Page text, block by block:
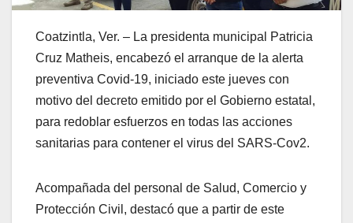
Coatzintla, Ver. – La presidenta municipal Patricia
Cruz Matheis, encabezó el arranque de la alerta
preventiva Covid-19, iniciado este jueves con
motivo del decreto emitido por el Gobierno estatal,
para redoblar esfuerzos en todas las acciones
sanitarias para contener el virus del SARS-Cov2.
Acompañada del personal de Salud, Comercio y
Protección Civil, destacó que a partir de este